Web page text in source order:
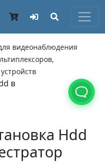
видеонаблюдения
в
Hdd